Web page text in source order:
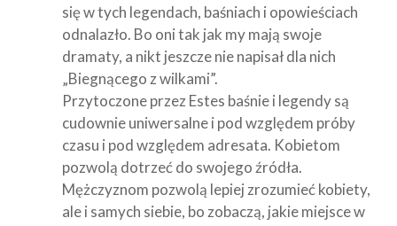
się w tych legendach, baśniach i opowieściach
odnalazło. Bo oni tak jak my mają swoje
dramaty, a nikt jeszcze nie napisał dla nich
„Biegnącego z wilkami”.
Przytoczone przez Estes baśnie i legendy są
cudownie uniwersalne i pod względem próby
czasu i pod względem adresata. Kobietom
pozwolą dotrzeć do swojego źródła.
Mężczyznom pozwolą lepiej zrozumieć kobiety,
ale i samych siebie, bo zobaczą, jakie miejsce w